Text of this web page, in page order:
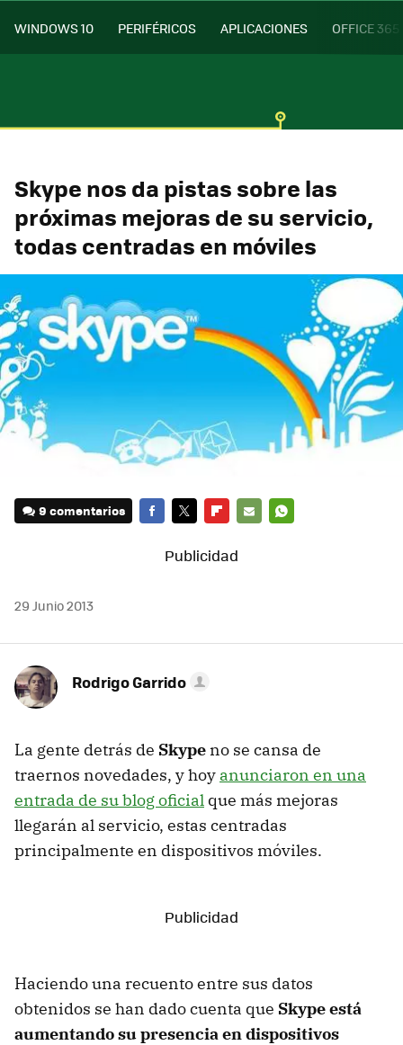
WINDOWS 10 PERIFÉRICOS APLICACIONES OFFICE 365
Skype nos da pistas sobre las
próximas mejoras de su servicio,
todas centradas en móviles
9 comentarios
MAIL
29 Junio 2013
Rodrigo Garrido
La gente detrás de Skype no se cansa de
traernos novedades, y hoy anunciaron en una
entrada de su blog oficial que más mejoras
llegarán al servicio, estas centradas
principalmente en dispositivos móviles.
Haciendo una recuento entre sus datos
obtenidos se han dado cuenta que Skype está
aumentando su presencia en dispositivos